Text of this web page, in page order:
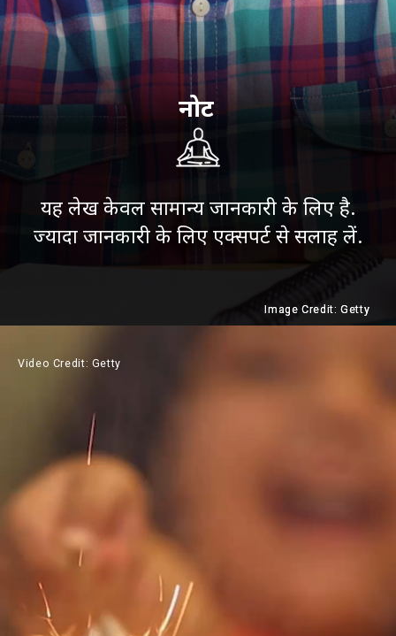
यह लेख केवल सामान्य जानकारी के लिए है.
ज्यादा जानकारी के लिए एक्सपर्ट से सलाह लें.
नोट
Image Credit: Getty
Image Credit: Getty
Video Credit: Getty